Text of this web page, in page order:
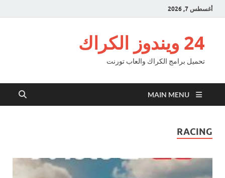
أغسطس 7, 2026
24 ويندوز الكراك
تحميل برامج الكراك والعاب تورنت
MAIN MENU
RACING